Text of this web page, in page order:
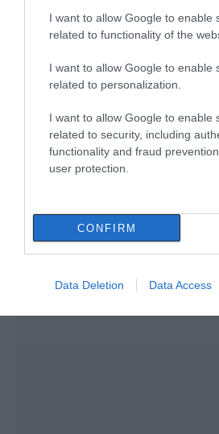
I want to allow Google to enable
related to functionality of the
I want to allow Google to enable
related to personalization.
I want to allow Google to enable
related to security, including
functionality and fraud
user protection.
CONFIRM
Data Deletion Data Access
(6/8) διακοπή ρεύματος στην
Εύβοια
αναστάτωση στην
κυκλοφορία
από